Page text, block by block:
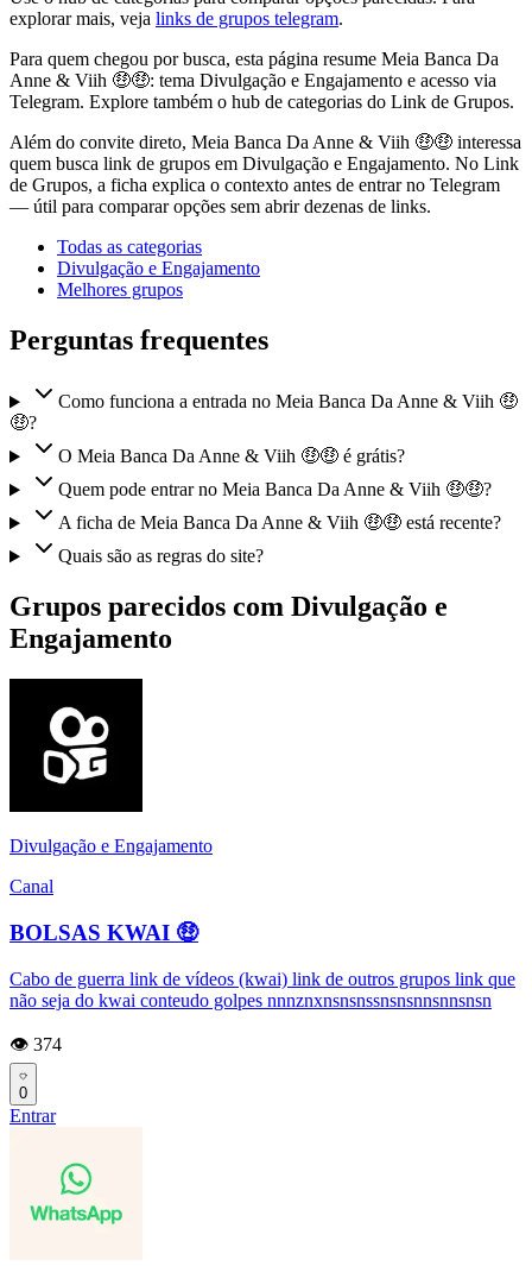
explorar mais, veja links de grupos telegram.
Para quem chegou por busca, esta página resume Meia Banca Da
Anne & Viih 🤑🤑: tema Divulgação e Engajamento e acesso via
Telegram. Explore também o hub de categorias do Link de Grupos.
Além do convite direto, Meia Banca Da Anne & Viih 🤑🤑 interessa
quem busca link de grupos em Divulgação e Engajamento. No Link
de Grupos, a ficha explica o contexto antes de entrar no Telegram
— útil para comparar opções sem abrir dezenas de links.
Todas as categorias
Divulgação e Engajamento
Melhores grupos
Perguntas frequentes
Como funciona a entrada no Meia Banca Da Anne & Viih 🤑
🤑?
O Meia Banca Da Anne & Viih 🤑🤑 é grátis?
Quem pode entrar no Meia Banca Da Anne & Viih 🤑🤑?
A ficha de Meia Banca Da Anne & Viih 🤑🤑 está recente?
Quais são as regras do site?
Grupos parecidos com Divulgação e
Engajamento
Divulgação e Engajamento
Canal
BOLSAS KWAI 🤑
Cabo de guerra link de vídeos (kwai) link de outros grupos link que
não seja do kwai conteudo golpes nnnznxnsnsnssnsnsnnsnnsnsn
👁️ 374
0
Entrar